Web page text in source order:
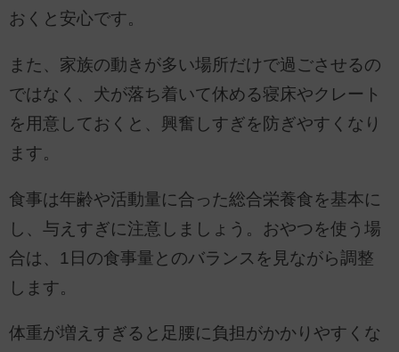
おくと安心です。
また、家族の動きが多い場所だけで過ごさせるの
ではなく、犬が落ち着いて休める寝床やクレート
を用意しておくと、興奮しすぎを防ぎやすくなり
ます。
食事は年齢や活動量に合った総合栄養食を基本に
し、与えすぎに注意しましょう。おやつを使う場
合は、1日の食事量とのバランスを見ながら調整
します。
体重が増えすぎると足腰に負担がかかりやすくな